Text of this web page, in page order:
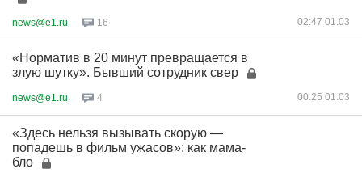
news@e1.ru 16 02:47 01.03
«Норматив в 20 минут превращается в
злую шутку». Бывший сотрудник свер
news@e1.ru 4 00:25 01.03
«Здесь нельзя вызывать скорую —
попадешь в фильм ужасов»: как мама-
бло